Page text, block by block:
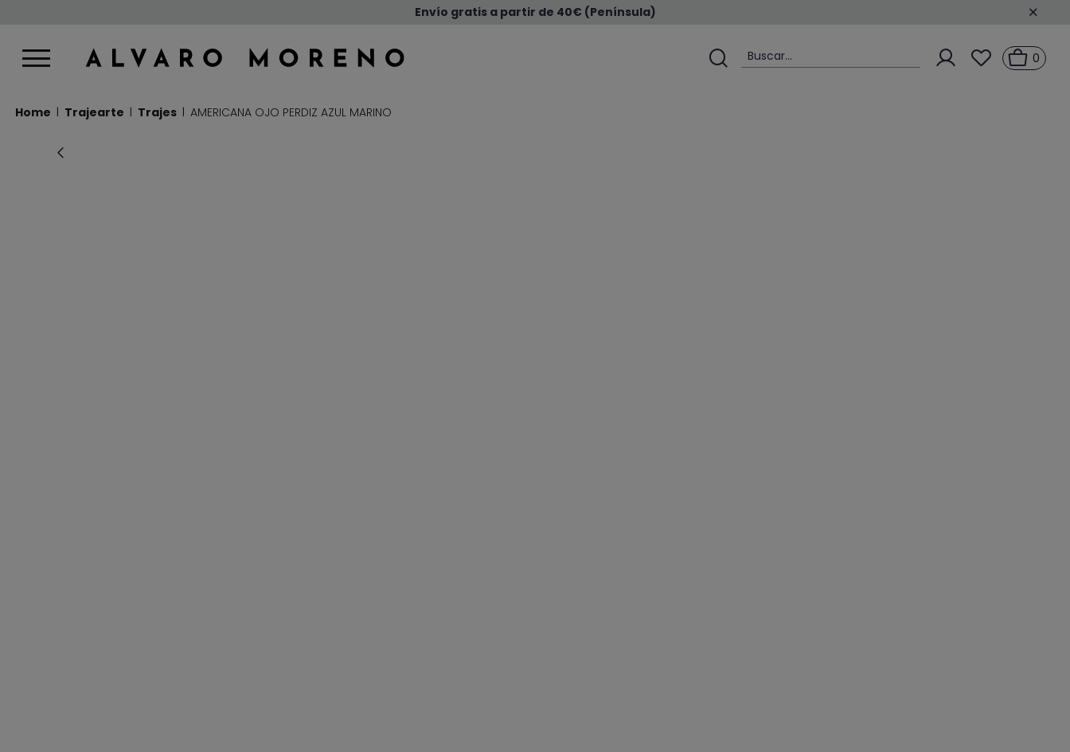
Envío gratis a partir de 40€ (Península)
Buscar... 0
Home Trajearte Trajes AMERICANA OJO PERDIZ AZUL MARINO